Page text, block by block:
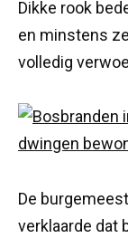
Dikke rook
en minstens
volledig
De
verklaarde dat